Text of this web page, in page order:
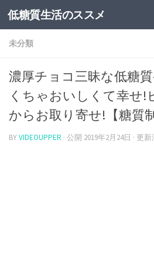
低糖質生活のススメ
未分類
濃厚チョコ三昧な低糖
くちゃおいしくて幸せ!
からお取り寄せ!【糖質制
BYVIDEOUPPER · 公開 2019年2月24日 · 更